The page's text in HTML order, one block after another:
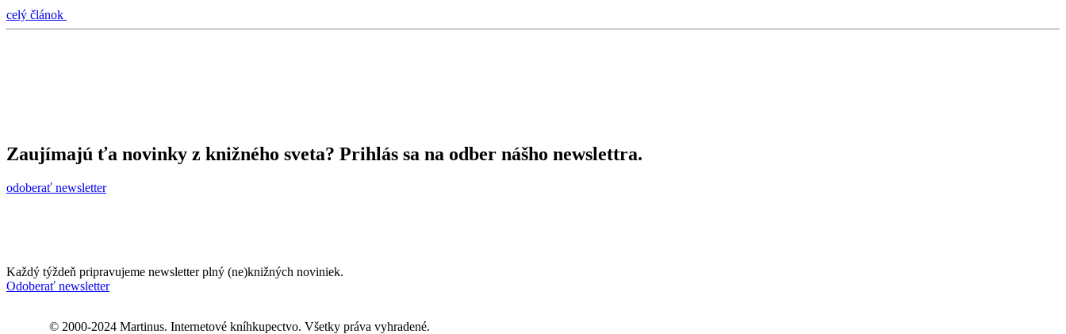
celý článok
Zaujímajú ťa novinky z knižného sveta? Prihlás sa na odber nášho newslettra.
odoberať newsletter
Každý týždeň pripravujeme newsletter plný (ne)knižných noviniek.
Odoberať newsletter
© 2000-2024 Martinus. Internetové kníhkupectvo. Všetky práva vyhradené.